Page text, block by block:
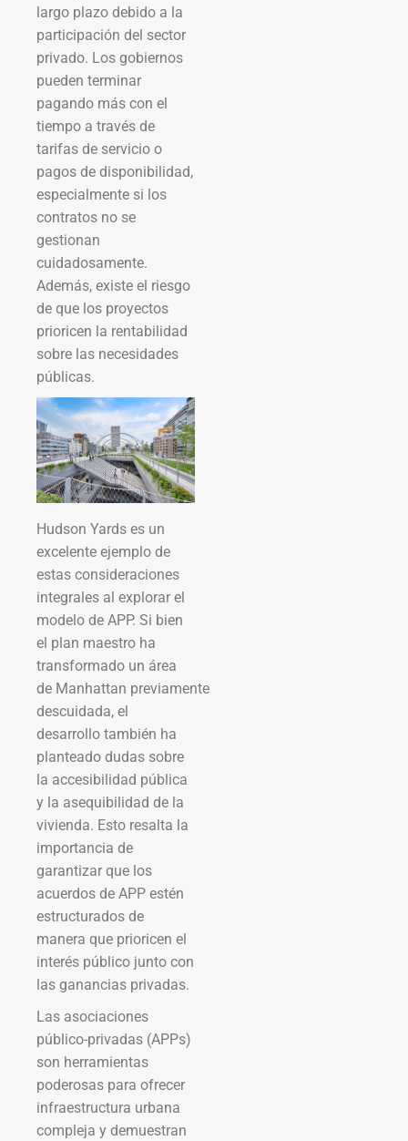
largo plazo debido a la
participación del sector
privado. Los gobiernos
pueden terminar
pagando más con el
tiempo a través de
tarifas de servicio o
pagos de disponibilidad,
especialmente si los
contratos no se
gestionan
cuidadosamente.
Además, existe el riesgo
de que los proyectos
prioricen la rentabilidad
sobre las necesidades
públicas.
Hudson Yards es un
excelente ejemplo de
estas consideraciones
integrales al explorar el
modelo de APP. Si bien
el plan maestro ha
transformado un área
de Manhattan previamente
descuidada, el
desarrollo también ha
planteado dudas sobre
la accesibilidad pública
y la asequibilidad de la
vivienda. Esto resalta la
importancia de
garantizar que los
acuerdos de APP estén
estructurados de
manera que prioricen el
interés público junto con
las ganancias privadas.
Las asociaciones
público-privadas (APPs)
son herramientas
poderosas para ofrecer
infraestructura urbana
compleja y demuestran